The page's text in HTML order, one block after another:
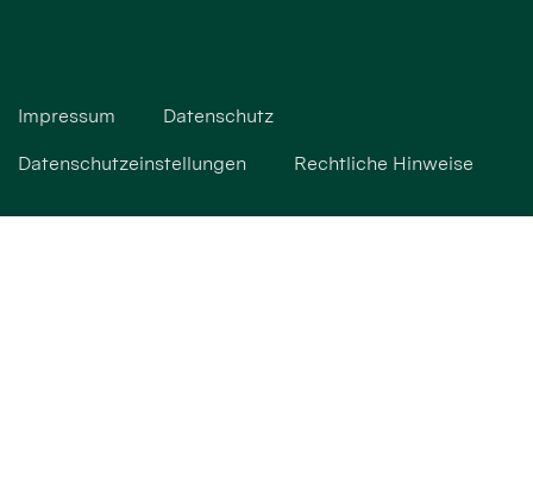
Impressum Datenschutz
Datenschutzeinstellungen Rechtliche Hinweise